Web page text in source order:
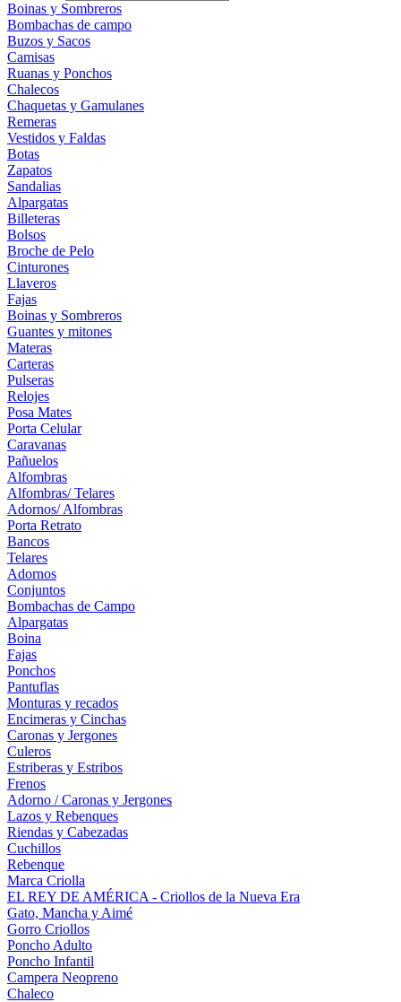
Boinas y Sombreros
Bombachas de campo
Buzos y Sacos
Camisas
Ruanas y Ponchos
Chalecos
Chaquetas y Gamulanes
Remeras
Vestidos y Faldas
Botas
Zapatos
Sandalias
Alpargatas
Billeteras
Bolsos
Broche de Pelo
Cinturones
Llaveros
Fajas
Boinas y Sombreros
Guantes y mitones
Materas
Carteras
Pulseras
Relojes
Posa Mates
Porta Celular
Caravanas
Pañuelos
Alfombras
Alfombras/ Telares
Adornos/ Alfombras
Porta Retrato
Bancos
Telares
Adornos
Conjuntos
Bombachas de Campo
Alpargatas
Boina
Fajas
Ponchos
Pantuflas
Monturas y recados
Encimeras y Cinchas
Caronas y Jergones
Culeros
Estriberas y Estribos
Frenos
Adorno / Caronas y Jergones
Lazos y Rebenques
Riendas y Cabezadas
Cuchillos
Rebenque
Marca Criolla
EL REY DE AMÉRICA - Criollos de la Nueva Era
Gato, Mancha y Aimé
Gorro Criollos
Poncho Adulto
Poncho Infantil
Campera Neopreno
Chaleco